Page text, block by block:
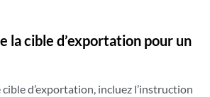
la cible d’exportation pour un
d’exportation, incluez l’instruction